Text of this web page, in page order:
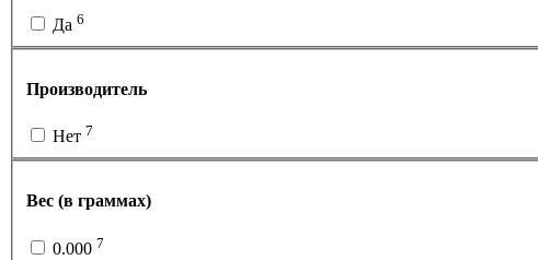
Да 6
Производитель
Нет 7
Вес (в граммах)
0.000 7